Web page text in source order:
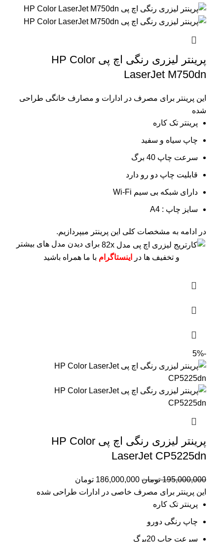
پرینتر لیزری رنگی اچ پی HP Color
LaserJet M750dn
این پرینتر برای مصرف در ادارات و مصارف خانگی طراحی
شده
پرینتر تک کاره
چاپ سیاه و سفید
سرعت چاپ 40 برگ
قابلیت چاپ دو رو دارد
دارای شبکه بی سیم Wi-Fi
سایز چاپ : A4
در ادامه به مشخصات کلی این پرینتر میپردازیم.
برای دیدن مدل های بیشتر
و تخفیف ها در
اینستاگرام با ما همراه باشید
-5%
پرینتر لیزری رنگی اچ پی HP Color
LaserJet CP5225dn
195,000,000 تومان 186,000,000 تومان
این پرینتر برای مصرف خاصی در ادارات طراحی شده
پرینتر تک کاره
چاپ رنگی دورو
سرعت چاپ 20برگ